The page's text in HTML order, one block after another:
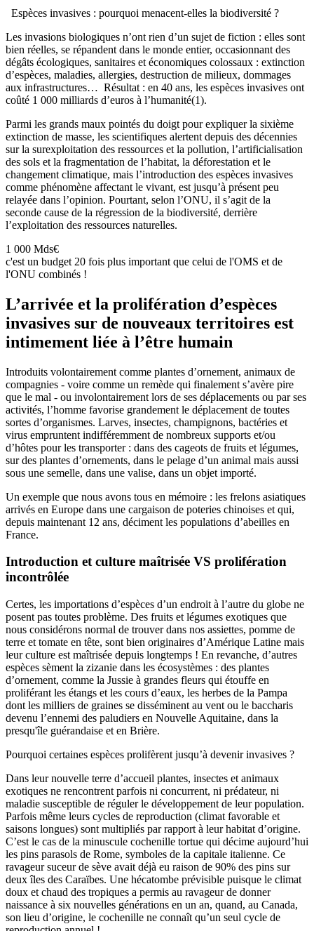
Espèces invasives : pourquoi menacent-elles la biodiversité ?
Les invasions biologiques n’ont rien d’un sujet de fiction : elles sont
bien réelles, se répandent dans le monde entier, occasionnant des
dégâts écologiques, sanitaires et économiques colossaux : extinction
d’espèces, maladies, allergies, destruction de milieux, dommages
aux infrastructures… Résultat : en 40 ans, les espèces invasives ont
coûté 1 000 milliards d’euros à l’humanité(1).
Parmi les grands maux pointés du doigt pour expliquer la sixième
extinction de masse, les scientifiques alertent depuis des décennies
sur la surexploitation des ressources et la pollution, l’artificialisation
des sols et la fragmentation de l’habitat, la déforestation et le
changement climatique, mais l’introduction des espèces invasives
comme phénomène affectant le vivant, est jusqu’à présent peu
relayée dans l’opinion. Pourtant, selon l’ONU, il s’agit de la
seconde cause de la régression de la biodiversité, derrière
l’exploitation des ressources naturelles.
1 000 Mds€
c'est un budget 20 fois plus important que celui de l'OMS et de
l'ONU combinés !
L’arrivée et la prolifération d’espèces
invasives sur de nouveaux territoires est
intimement liée à l’être humain
Introduits volontairement comme plantes d’ornement, animaux de
compagnies - voire comme un remède qui finalement s’avère pire
que le mal - ou involontairement lors de ses déplacements ou par ses
activités, l’homme favorise grandement le déplacement de toutes
sortes d’organismes. Larves, insectes, champignons, bactéries et
virus empruntent indifféremment de nombreux supports et/ou
d’hôtes pour les transporter : dans des cageots de fruits et légumes,
sur des plantes d’ornements, dans le pelage d’un animal mais aussi
sous une semelle, dans une valise, dans un objet importé.
Un exemple que nous avons tous en mémoire : les frelons asiatiques
arrivés en Europe dans une cargaison de poteries chinoises et qui,
depuis maintenant 12 ans, déciment les populations d’abeilles en
France.
Introduction et culture maîtrisée VS prolifération
incontrôlée
Certes, les importations d’espèces d’un endroit à l’autre du globe ne
posent pas toutes problème. Des fruits et légumes exotiques que
nous considérons normal de trouver dans nos assiettes, pomme de
terre et tomate en tête, sont bien originaires d’Amérique Latine mais
leur culture est maîtrisée depuis longtemps ! En revanche, d’autres
espèces sèment la zizanie dans les écosystèmes : des plantes
d’ornement, comme la Jussie à grandes fleurs qui étouffe en
proliférant les étangs et les cours d’eaux, les herbes de la Pampa
dont les milliers de graines se disséminent au vent ou le baccharis
devenu l’ennemi des paludiers en Nouvelle Aquitaine, dans la
presqu'île guérandaise et en Brière.
Pourquoi certaines espèces prolifèrent jusqu’à devenir invasives ?
Dans leur nouvelle terre d’accueil plantes, insectes et animaux
exotiques ne rencontrent parfois ni concurrent, ni prédateur, ni
maladie susceptible de réguler le développement de leur population.
Parfois même leurs cycles de reproduction (climat favorable et
saisons longues) sont multipliés par rapport à leur habitat d’origine.
C’est le cas de la minuscule cochenille tortue qui décime aujourd’hui
les pins parasols de Rome, symboles de la capitale italienne. Ce
ravageur suceur de sève avait déjà eu raison de 90% des pins sur
deux îles des Caraïbes. Une hécatombe prévisible puisque le climat
doux et chaud des tropiques a permis au ravageur de donner
naissance à six nouvelles générations en un an, quand, au Canada,
son lieu d’origine, le cochenille ne connaît qu’un seul cycle de